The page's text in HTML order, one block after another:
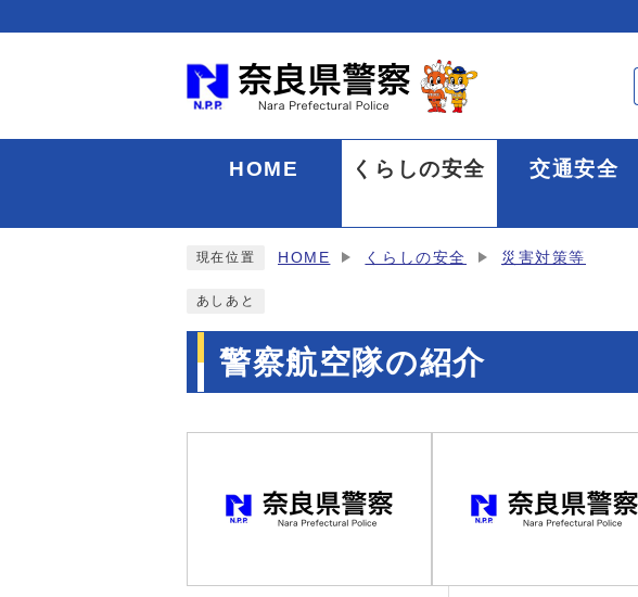
HOME くらしの安全 交通安全
現在位置 HOME くらしの安全 災害対策等
あしあと
警察航空隊の紹介